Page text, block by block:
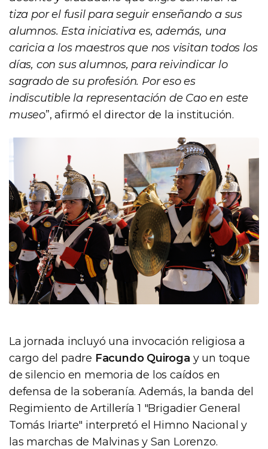
tiza por el fusil para seguir enseñando a sus
alumnos. Esta iniciativa es, además, una
caricia a los maestros que nos visitan todos los
días, con sus alumnos, para reivindicar lo
sagrado de su profesión. Por eso es
indiscutible la representación de Cao en este
museo”, afirmó el director de la institución.
La jornada incluyó una invocación religiosa a
cargo del padre Facundo Quiroga y un toque
de silencio en memoria de los caídos en
defensa de la soberanía. Además, la banda del
Regimiento de Artillería 1 "Brigadier General
Tomás Iriarte" interpretó el Himno Nacional y
las marchas de Malvinas y San Lorenzo.